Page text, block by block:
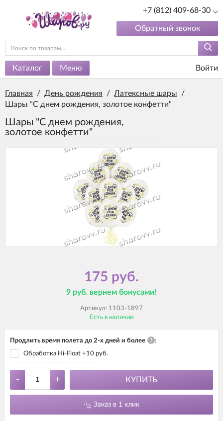
+7 (812) 409-68-30
Обратный звонок
Каталог Меню Войти
Главная / День рождения / Латексные шары
/
Шары "С днем рождения, золотое конфетти"
Шары "С днем рождения,
золотое конфетти"
175 руб.
9 руб. вернем бонусами!
Артикул: 1103-1897
Есть в наличии
Продлить время полета до 2-х дней и более ? :
Обработка Hi-Float +10 руб.
- + КУПИТЬ
Заказ в 1 клик